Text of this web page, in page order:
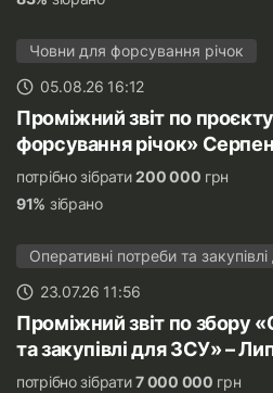
Човни для форсування річок
05.08.26 16:12
Проміжний звіт по
форсування річок»
потрібно зібрати200 000 грн
91% зібрано
Оперативні потреби та
23.07.26 11:56
Проміжний звіт по збору
та закупівлі для ЗСУ» –
потрібно зібрати7 000 000 грн